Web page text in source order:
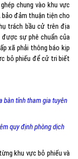
chung vào khu vực
bảo đảm thuận tiện cho
trách bầu cử trên địa
sự phê chuẩn của
xã phải thông báo kịp
bỏ phiếu để cử tri biết
bàn tỉnh tham gia tuyên
quy định phòng dịch
khu vực bỏ phiếu và